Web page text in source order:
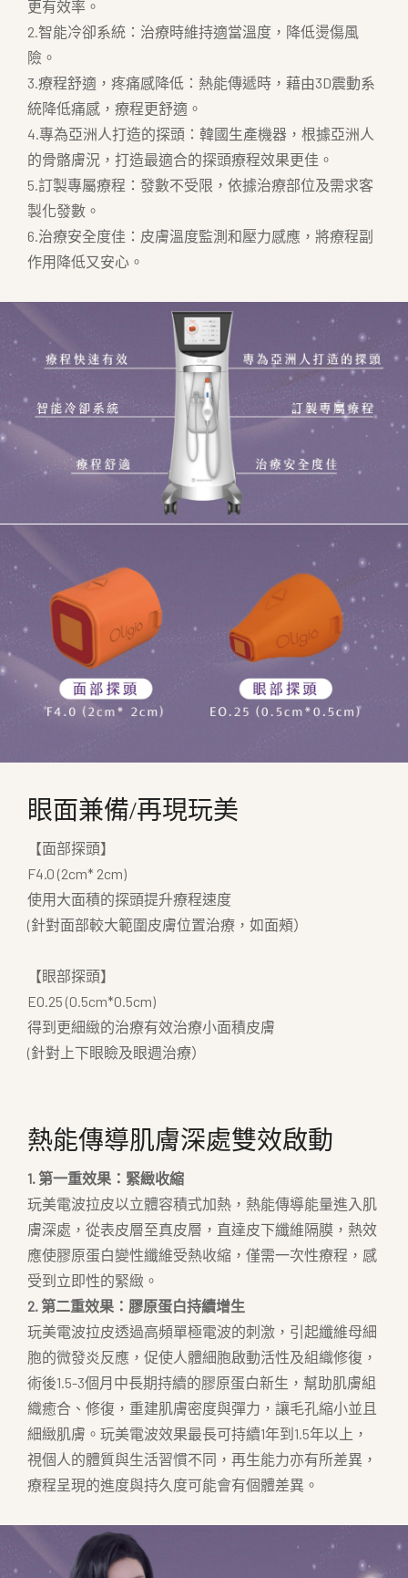
更有效率。
2.智能冷卻系統：治療時維持適當溫度，降低燙傷風
險。
3.療程舒適，疼痛感降低：熱能傳遞時，藉由3D震動系
統降低痛感，療程更舒適。
4.專為亞洲人打造的探頭：韓國生產機器，根據亞洲人
的骨骼膚況，打造最適合的探頭療程效果更佳。
5.訂製專屬療程：發數不受限，依據治療部位及需求客
製化發數。
6.治療安全度佳：皮膚溫度監測和壓力感應，將療程副
作用降低又安心。
眼面兼備/再現玩美
【面部探頭】
F4.0 (2cm* 2cm)
使用大面積的探頭提升療程速度
(針對面部較大範圍皮膚位置治療，如面頰）
【眼部探頭】
EO.25 (0.5cm*0.5cm)
得到更細緻的治療有效治療小面積皮膚
(針對上下眼瞼及眼週治療）
熱能傳導肌膚深處雙效啟動
1. 第一重效果：緊緻收縮
玩美電波拉皮以立體容積式加熱，熱能傳導能量進入肌
膚深處，從表皮層至真皮層，直達皮下纖維隔膜，熱效
應使膠原蛋白變性纖維受熱收縮，僅需一次性療程，感
受到立即性的緊緻。
2. 第二重效果：膠原蛋白持續增生
玩美電波拉皮透過高頻單極電波的刺激，引起纖維母細
胞的微發炎反應，促使人體細胞啟動活性及組織修復，
術後1.5-3個月中長期持續的膠原蛋白新生，幫助肌膚組
織癒合、修復，重建肌膚密度與彈力，讓毛孔縮小並且
細緻肌膚。玩美電波效果最長可持續1年到1.5年以上，
視個人的體質與生活習慣不同，再生能力亦有所差異，
療程呈現的進度與持久度可能會有個體差異。